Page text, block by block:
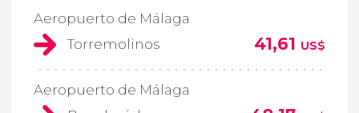
Aeropuerto de Málaga
Torremolinos
41,61 US$
Aeropuerto de Málaga